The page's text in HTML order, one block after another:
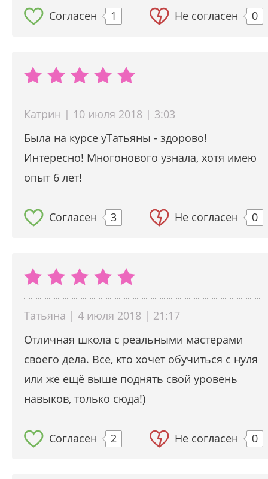
Согласен 1 Не согласен 0
Катрин | 10 июля 2018 | 3:03
Была на курсе уТатьяны - здорово!
Интересно! Многонового узнала, хотя имею
опыт 6 лет!
Согласен 3 Не согласен 0
Татьяна | 4 июля 2018 | 21:17
Отличная школа с реальными мастерами
своего дела. Все, кто хочет обучиться с нуля
или же ещё выше поднять свой уровень
навыков, только сюда!)
Согласен 2 Не согласен 0